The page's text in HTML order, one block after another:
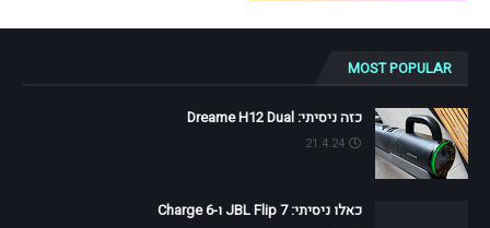
MOST POPULAR
כזה ניסיתי: Dreame H12 Dual
21.4.24
כאלו ניסיתי: JBL Flip 7 ו-Charge 6